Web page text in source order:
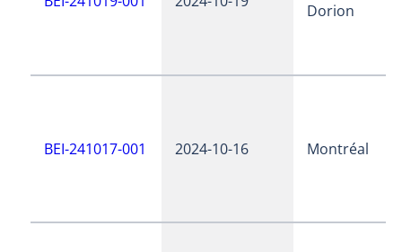
Dorion
BEI-241017-001 2024-10-16 Montréal